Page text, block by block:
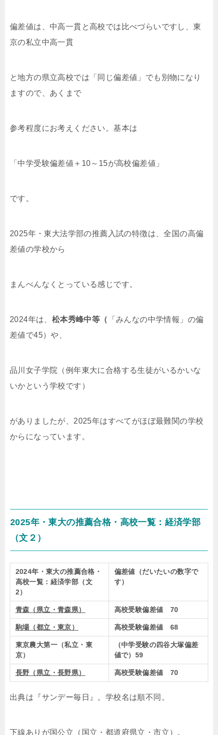
偏差値は、中高一貫と高校では比べづらいですし、東
京の私立中高一貫
と地方の県立高校では「同じ偏差値」でも別物になり
ますので、あくまで
参考程度にお考えください。基本は
「中学受験偏差値＋10～15が高校偏差値」
です。
2025年・東大法学部の推薦入試の特徴は、全国の高偏
差値の学校から
まんべんなくとっている感じです。
2024年は、 松本秀峰中等（ 「みんなの中学情報」の偏
差値で45）や、
品川女子学院（例年東大に合格する生徒がいるかいな
いかという学校です）
がありましたが、2025年はすべてがほぼ最難関の学校
からになっています。
2025年・東大の推薦合格・高校一覧：経済学部
（文２）
2024年・東大の推薦合格・
高校一覧：経済学部（文
2）
偏差値（だいたいの数字で
す）
青森（県立・青森県） 高校受験偏差値 70
駒場（都立・東京） 高校受験偏差値 68
東京農大第一（私立・東
京）
（中学受験の四谷大塚偏差
値で）59
長野（県立・長野県） 高校受験偏差値 70
出典は『サンデー毎日』。学校名は順不同。
下線ありが国公立（国立・都道府県立・市立） 。